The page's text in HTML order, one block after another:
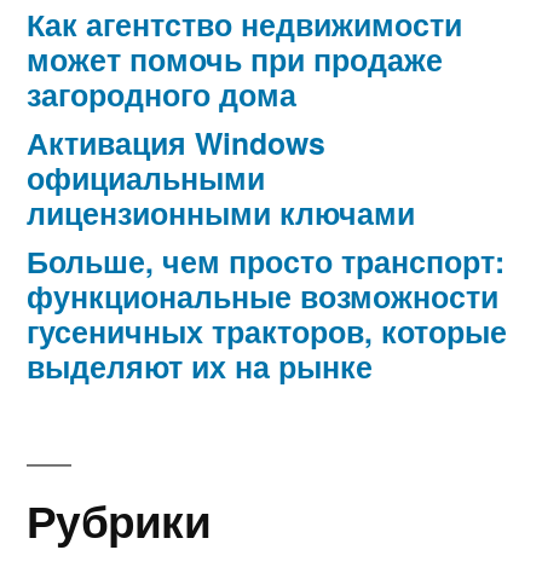
Как агентство недвижимости
может помочь при продаже
загородного дома
Активация Windows
официальными
лицензионными ключами
Больше, чем просто транспорт:
функциональные возможности
гусеничных тракторов, которые
выделяют их на рынке
Рубрики